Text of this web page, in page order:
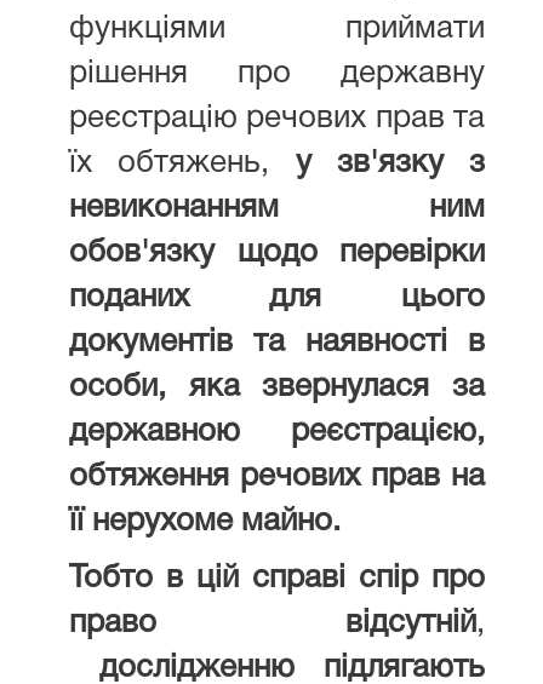
функціями приймати
рішення про державну
реєстрацію речових прав та
їх обтяжень, у зв'язку з
невиконанням ним
обов'язку щодо перевірки
поданих для цього
документів та наявності в
особи, яка звернулася за
державною реєстрацією,
обтяження речових прав на
її нерухоме майно.
Тобто в цій справі спір про
право відсутній,
дослідженню підлягають